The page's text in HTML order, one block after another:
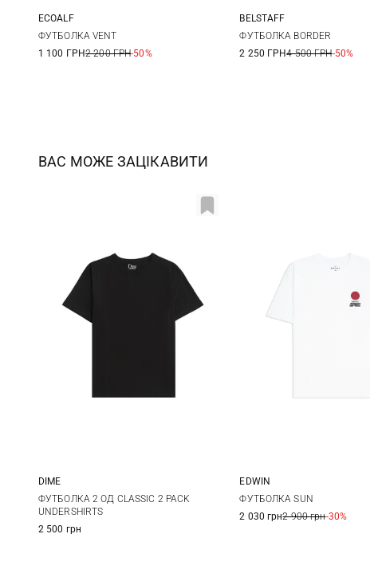
M L
ECOALF
ФУТБОЛКА VENT
1 100 ГРН2 200 ГРН-50%
M L
BELSTAFF
ФУТБОЛКА BORDER
2 250 ГРН4 500 ГРН-50%
ВАС МОЖЕ ЗАЦІКАВИТИ
M L XL
DIME
ФУТБОЛКА 2 ОД CLASSIC 2 PACK
UNDERSHIRTS
2 500 грн
S M
EDWIN
ФУТБОЛКА SUN
2 030 грн2 900 грн-30%